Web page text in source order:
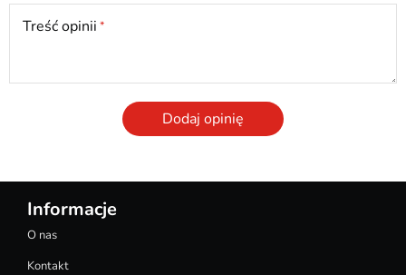
Treść opinii
Dodaj opinię
Informacje
O nas
Kontakt